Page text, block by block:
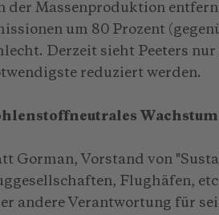
der Massenproduktion
um 80 Prozent
Derzeit sieht Peeters
reduziert werden.
Gorman, Vorstand von
Flughäfen,
andere Verantwortung für